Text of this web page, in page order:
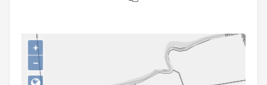
Downloads
Hergebruik
+
−